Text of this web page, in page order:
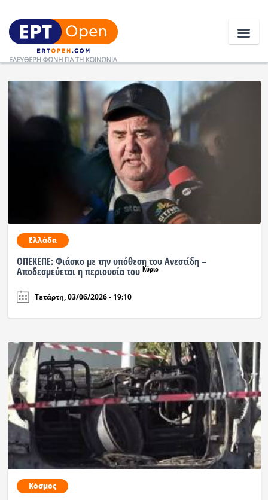
Ειδήσεις
Ελλάδα
Κοινωνία
Οικονομία
Αθλητικά
Κόσμος
Ραδιόφωνο LIVE
Πολιτισμός
Ελλάδα
ΟΠΕΚΕΠΕ: Φιάσκο με την υπόθεση του Ανεστίδη –
Αποδεσμεύεται η περιουσία του Κύριο
Τετάρτη, 03/06/2026 - 19:10
Κόσμος